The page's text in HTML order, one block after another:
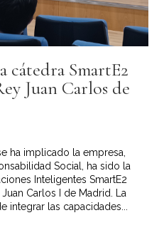
cátedra SmartE2
Juan Carlos de
ha implicado la empresa,
Social, ha sido la
Inteligentes SmartE2
Carlos I de Madrid. La
integrar las capacidades...